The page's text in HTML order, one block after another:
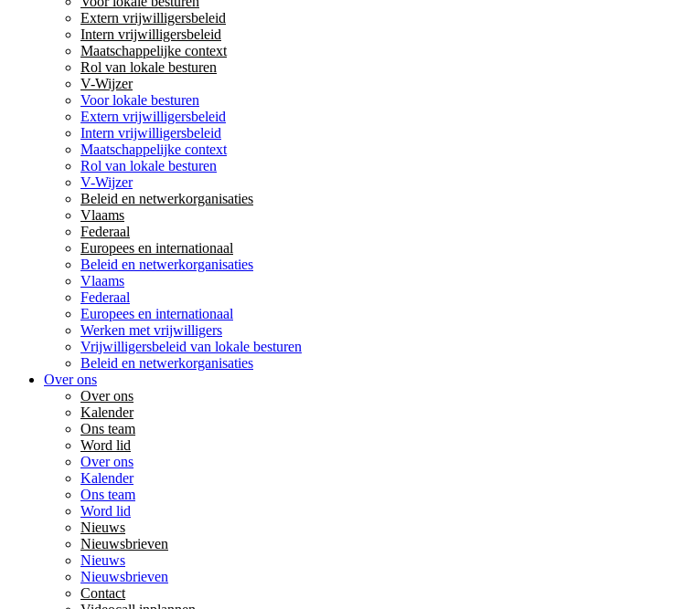
Extern vrijwilligersbeleid
Intern vrijwilligersbeleid
Maatschappelijke context
Rol van lokale besturen
V-Wijzer
Voor lokale besturen
Extern vrijwilligersbeleid
Intern vrijwilligersbeleid
Maatschappelijke context
Rol van lokale besturen
V-Wijzer
Beleid en netwerkorganisaties
Vlaams
Federaal
Europees en internationaal
Beleid en netwerkorganisaties
Vlaams
Federaal
Europees en internationaal
Werken met vrijwilligers
Vrijwilligersbeleid van lokale besturen
Beleid en netwerkorganisaties
Over ons
Over ons
Kalender
Ons team
Word lid
Over ons
Kalender
Ons team
Word lid
Nieuws
Nieuwsbrieven
Nieuws
Nieuwsbrieven
Contact